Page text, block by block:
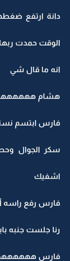
دانة ارتفع
الوقت حمدت ربها
انه ما قال شي
هشام ههههههه
فارس ابتسم
سكر الجوال
اشفيك
فارس رفع راسه
رنا جلست جنبه
فارس